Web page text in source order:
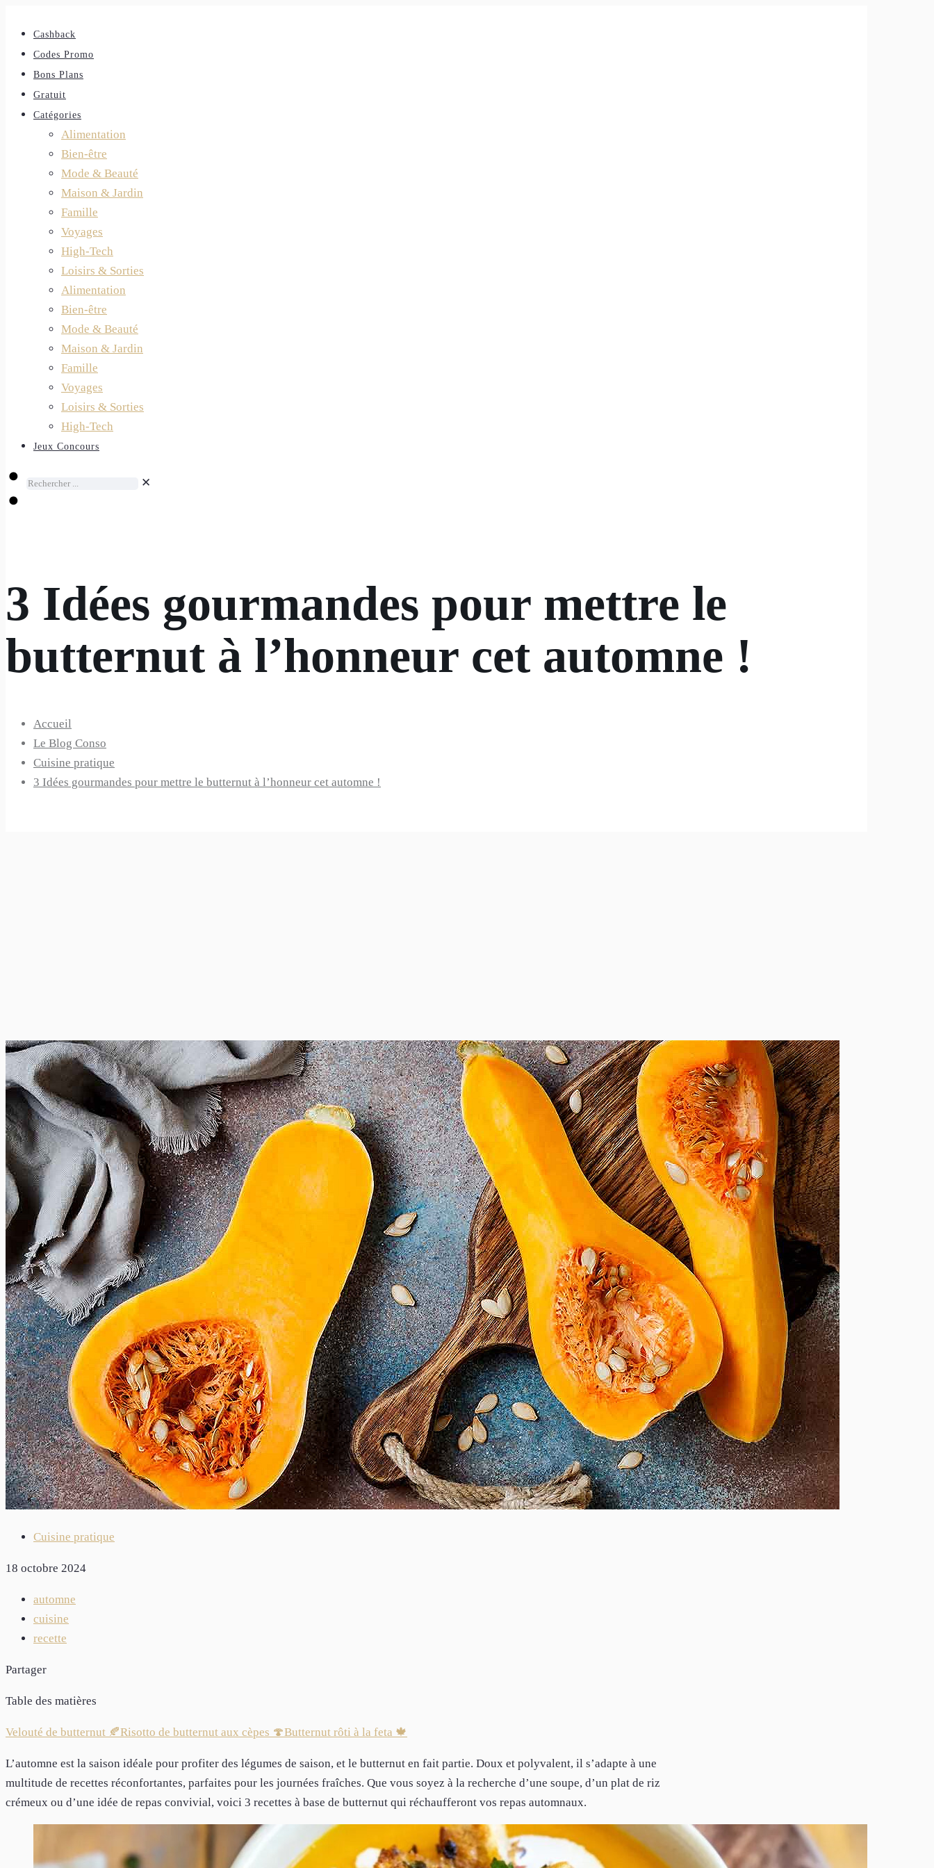
Cashback
Codes Promo
Bons Plans
Gratuit
Catégories
Alimentation
Bien-être
Mode & Beauté
Maison & Jardin
Famille
Voyages
High-Tech
Loisirs & Sorties
Alimentation
Bien-être
Mode & Beauté
Maison & Jardin
Famille
Voyages
Loisirs & Sorties
High-Tech
Jeux Concours
✕
3 Idées gourmandes pour mettre le
butternut à l’honneur cet automne !
Accueil
Le Blog Conso
Cuisine pratique
3 Idées gourmandes pour mettre le butternut à l’honneur cet automne !
Cuisine pratique
18 octobre 2024
automne
cuisine
recette
Partager
Table des matières
Velouté de butternut 🍂Risotto de butternut aux cèpes 🍄Butternut rôti à la feta 🍁
L’automne est la saison idéale pour profiter des légumes de saison, et le butternut en fait partie. Doux et polyvalent, il s’adapte à une
multitude de recettes réconfortantes, parfaites pour les journées fraîches. Que vous soyez à la recherche d’une soupe, d’un plat de riz
crémeux ou d’une idée de repas convivial, voici 3 recettes à base de butternut qui réchaufferont vos repas automnaux.